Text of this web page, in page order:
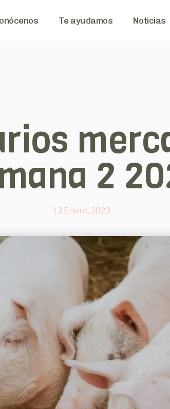
Te ayudamos Noticias
2
13 Enero, 2023